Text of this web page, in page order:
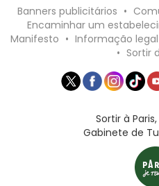
Banners publicitários •
Encaminhar um
Manifesto • Informação legal
• Sortir
Sortir à
Gabinete de